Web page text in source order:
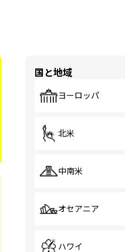
国と地域
ヨーロッパ
北米
中南米
オセアニア
ハワイ